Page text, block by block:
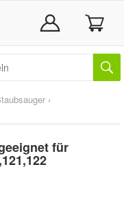
›
für